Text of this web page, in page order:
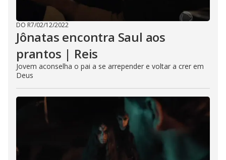
DO R7/02/12/2022
Jônatas encontra Saul aos
prantos | Reis
Jovem aconselha o pai a se arrepender e voltar a crer em
Deus